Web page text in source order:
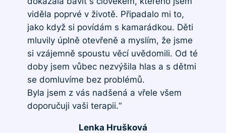
viděla poprvé v životě. Připadalo mi to,
jako když si povídám s kamarádkou. Děti
mluvily úplně otevřeně a myslím, že jsme
si vzájemně spoustu věcí uvědomili. Od té
doby jsem vůbec nezvýšila hlas a s dětmi
se domluvíme bez problémů.
Byla jsem z vás nadšená a vřele všem
doporučuji vaši terapii.“
Lenka Hrušková